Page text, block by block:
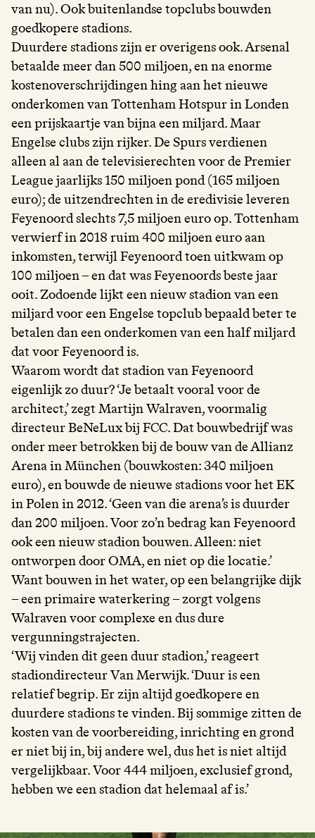
van nu). Ook buitenlandse topclubs bouwden
goedkopere stadions.
Duurdere stadions zijn er overigens ook. Arsenal
betaalde meer dan 500 miljoen, en na enorme
kostenoverschrijdingen hing aan het nieuwe
onderkomen van Tottenham Hotspur in Londen
een prijskaartje van bijna een miljard. Maar
Engelse clubs zijn rijker. De Spurs verdienen
alleen al aan de televisierechten voor de Premier
League jaarlijks 150 miljoen pond (165 miljoen
euro); de uitzendrechten in de eredivisie leveren
Feyenoord slechts 7,5 miljoen euro op. Tottenham
verwierf in 2018 ruim 400 miljoen euro aan
inkomsten, terwijl Feyenoord toen uitkwam op
100 miljoen – en dat was Feyenoords beste jaar
ooit. Zodoende lijkt een nieuw stadion van een
miljard voor een Engelse topclub bepaald beter te
betalen dan een onderkomen van een half miljard
dat voor Feyenoord is.
Waarom wordt dat stadion van Feyenoord
eigenlijk zo duur? ‘Je betaalt vooral voor de
architect,’ zegt Martijn Walraven, voormalig
directeur BeNeLux bij FCC. Dat bouwbedrijf was
onder meer betrokken bij de bouw van de Allianz
Arena in München (bouwkosten: 340 miljoen
euro), en bouwde de nieuwe stadions voor het EK
in Polen in 2012. ‘Geen van die arena’s is duurder
dan 200 miljoen. Voor zo’n bedrag kan Feyenoord
ook een nieuw stadion bouwen. Alleen: niet
ontworpen door OMA, en niet op die locatie.’
Want bouwen in het water, op een belangrijke dijk
– een primaire waterkering – zorgt volgens
Walraven voor complexe en dus dure
vergunningstrajecten.
‘Wij vinden dit geen duur stadion,’ reageert
stadiondirecteur Van Merwijk. ‘Duur is een
relatief begrip. Er zijn altijd goedkopere en
duurdere stadions te vinden. Bij sommige zitten de
kosten van de voorbereiding, inrichting en grond
er niet bij in, bij andere wel, dus het is niet altijd
vergelijkbaar. Voor 444 miljoen, exclusief grond,
hebben we een stadion dat helemaal af is.’